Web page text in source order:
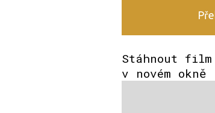
Stáhnout
v novém okně